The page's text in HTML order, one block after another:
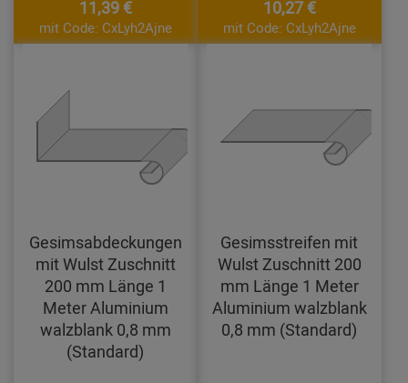
11,39 €
mit Code: CxLyh2Ajne
10,27 €
mit Code: CxLyh2Ajne
Gesimsabdeckungen
mit Wulst Zuschnitt
200 mm Länge 1
Meter Aluminium
walzblank 0,8 mm
(Standard)
Gesimsstreifen mit
Wulst Zuschnitt 200
mm Länge 1 Meter
Aluminium walzblank
0,8 mm (Standard)